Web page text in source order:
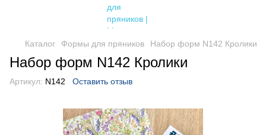
Каталог Формы для пряников Набор форм N142 Кролики
Набор форм N142 Кролики
Артикул: N142 Оставить отзыв